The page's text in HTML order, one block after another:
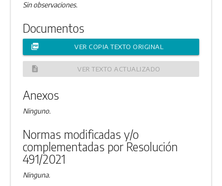
Sin observaciones.
Documentos
picture_as_pdf VER COPIA TEXTO ORIGINAL
description VER TEXTO ACTUALIZADO
Anexos
Ninguno.
Normas modificadas y/o
complementadas por Resolución
491/2021
Ninguna.